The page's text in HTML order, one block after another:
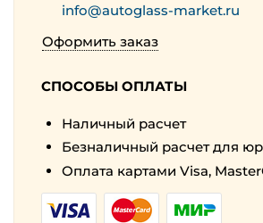
info@autoglass-market.ru
Оформить заказ
СПОСОБЫ ОПЛАТЫ
Наличный расчет
Безналичный расчет для
Оплата картами Visa,